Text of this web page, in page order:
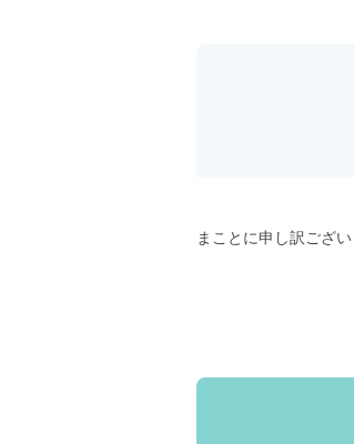
まことに申し訳ござ